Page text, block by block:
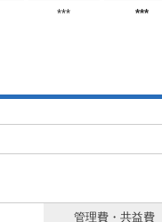
*** ***
管理費・共益費